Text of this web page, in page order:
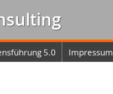
5.0 Impressum